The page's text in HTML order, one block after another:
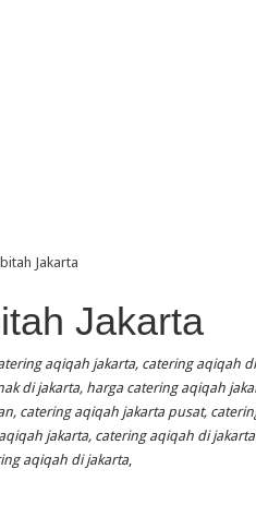
Jakarta
aqiqah jakarta, catering aqiqah
di jakarta, harga catering aqiqah
catering aqiqah jakarta pusat,
jakarta, catering aqiqah di
aqiqah di jakarta,